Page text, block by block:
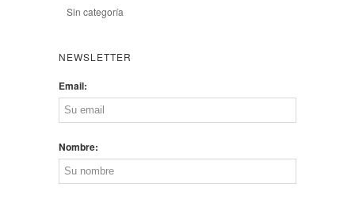
Sin categoría
NEWSLETTER
Email:
Nombre: